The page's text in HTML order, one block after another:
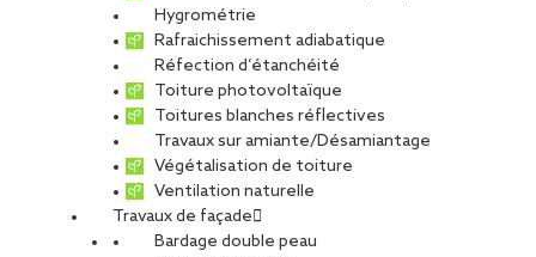
Hygrométrie
Rafraichissement adiabatique
Réfection d’étanchéité
Toiture photovoltaïque
Toitures blanches réflectives
Travaux sur amiante/Désamiantage
Végétalisation de toiture
Ventilation naturelle
Travaux de façade
Bardage double peau
TOUS CARRIÈRE
DÉVELOPPEMENT DURABLE
ENTRETIEN ET MAINTENANCE PHOTOVOLTAÏQUE
RÉNOVATION RÉSEAU